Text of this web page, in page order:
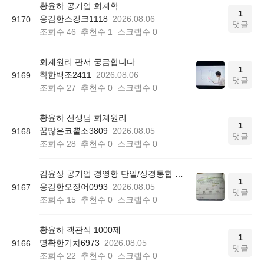
9170
황윤하 공기업 회계학
용감한스컹크1118
2026.08.06
조회수 46 추천수 1 스크랩수 0
1
댓글
9169
회계원리 판서 궁금합니다
착한백조2411
2026.08.06
조회수 27 추천수 0 스크랩수 0
1
댓글
9168
황윤하 선생님 회계원리
꿈많은코뿔소3809
2026.08.05
조회수 28 추천수 0 스크랩수 0
1
댓글
9167
용감한오징어0993
2026.08.05
조회수 15 추천수 0 스크랩수 0
1
댓글
9166
황윤하 객관식 1000제
명확한기차6973
2026.08.05
조회수 22 추천수 0 스크랩수 0
1
댓글